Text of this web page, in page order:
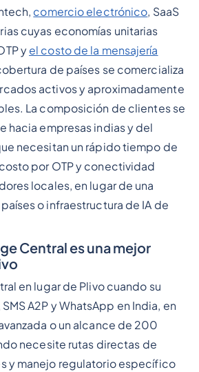
comercio electrónico, SaaS
cuyas economías unitarias
y el costo de la mensajería
de países se comercializa
activos y aproximadamente
La composición de clientes se
hacia empresas indias y del
necesitan un rápido tiempo de
por OTP y conectividad
locales, en lugar de una
o infraestructura de IA de
Central es una mejor
en lugar de Plivo cuando su
A2P y WhatsApp en India, en
o un alcance de 200
necesite rutas directas de
y manejo regulatorio específico